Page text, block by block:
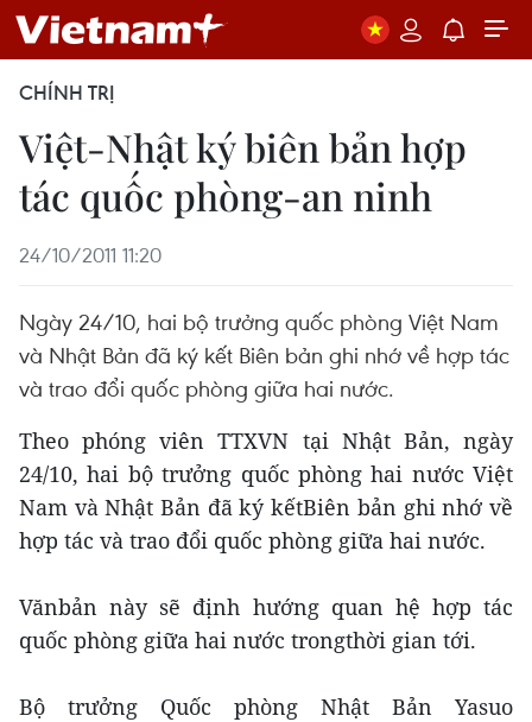
CHÍNH TRỊ
Việt-Nhật ký biên bản hợp
tác quốc phòng-an ninh
24/10/2011 11:20
Ngày 24/10, hai bộ trưởng quốc phòng Việt Nam
và Nhật Bản đã ký kết Biên bản ghi nhớ về hợp tác
và trao đổi quốc phòng giữa hai nước.
Theo phóng viên TTXVN tại Nhật Bản, ngày
24/10, hai bộ trưởng quốc phòng hai nước Việt
Nam và Nhật Bản đã ký kếtBiên bản ghi nhớ về
hợp tác và trao đổi quốc phòng giữa hai nước.
Vănbản này sẽ định hướng quan hệ hợp tác
quốc phòng giữa hai nước trongthời gian tới.
Bộ trưởng Quốc phòng Nhật Bản Yasuo